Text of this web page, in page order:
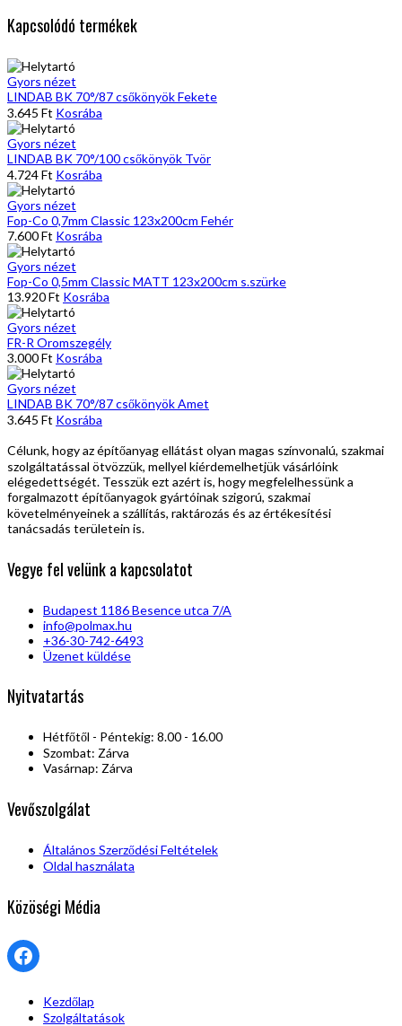
Bordó
mennyiség
Kapcsolódó termékek
Gyors nézet
LINDAB BK 70°/87 csőkönyök Fekete
3.645 Ft Kosrába
Gyors nézet
LINDAB BK 70°/100 csőkönyök Tvör
4.724Ft Kosrába
Gyors nézet
Fop-Co 0,7mm Classic 123x200cm Fehér
7.600Ft Kosrába
Gyors nézet
Fop-Co 0,5mm Classic MATT 123x200cm s.szürke
13.920Ft Kosrába
Gyors nézet
FR-R Oromszegély
3.000Ft Kosrába
Gyors nézet
LINDAB BK 70°/87 csőkönyök Amet
3.645 Ft Kosrába
Célunk, hogy az építőanyag ellátást olyan magas színvonalú, szakmai
szolgáltatással ötvözzük, mellyel kiérdemelhetjük vásárlóink
elégedettségét. Tesszük ezt azért is, hogy megfelelhessünk a
forgalmazott építőanyagok gyártóinak szigorú, szakmai
követelményeinek a szállítás, raktározás és az értékesítési
tanácsadás területein is.
Vegye fel velünk a kapcsolatot
Budapest 1186 Besence utca 7/A
info@polmax.hu
+36-30-742-6493
Üzenet küldése
Nyitvatartás
Hétfőtől - Péntekig: 8.00 - 16.00
Szombat: Zárva
Vasárnap: Zárva
Vevőszolgálat
Általános Szerződési Feltételek
Oldal használata
Közöségi Média
Facebook
Kezdőlap
Szolgáltatások